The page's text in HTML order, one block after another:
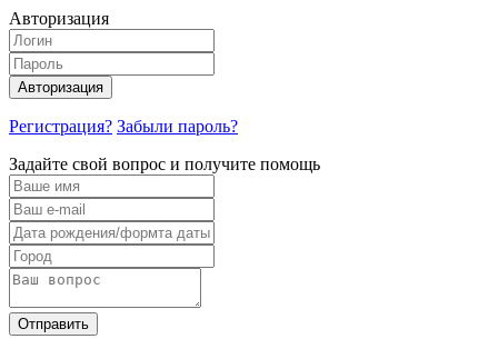
Авторизация
Авторизация
Регистрация? Забыли пароль?
Задайте свой вопрос и получите помощь
Отправить